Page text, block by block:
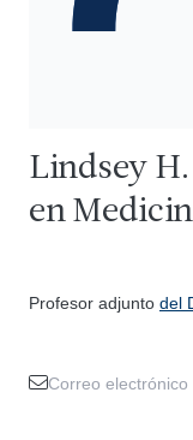
Lindsey
en
Profesor adjunto del
Correo electrónico